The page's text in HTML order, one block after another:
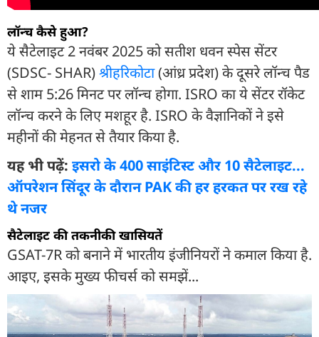
लॉन्च कैसे हुआ?
ये सैटेलाइट 2 नवंबर 2025 को सतीश धवन स्पेस सेंटर
(SDSC- SHAR)श्रीहरिकोटा(आंध्र प्रदेश) के दूसरे लॉन्च पैड
से शाम 5:26 मिनट पर लॉन्च होगा. ISRO का ये सेंटर रॉकेट
लॉन्च करने के लिए मशहूर है. ISRO के वैज्ञानिकों ने इसे
महीनों की मेहनत से तैयार किया है.
यह भी पढ़ें: इसरो के 400 साइंटिस्ट और 10 सैटेलाइट...
ऑपरेशन सिंदूर के दौरान PAK की हर हरकत पर रख रहे
थे नजर
सैटेलाइट की तकनीकी खासियतें
GSAT-7R को बनाने में भारतीय इंजीनियरों ने कमाल किया है.
आइए, इसके मुख्य फीचर्स को समझें...